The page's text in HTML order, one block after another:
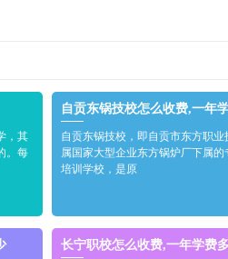
，其
。每
自贡东锅技校怎么收费,一年
自贡东锅技校，即自贡市东方职业
属国家大型企业东方锅炉厂下属的
培训学校，是原
长宁职校怎么收费,一年学费